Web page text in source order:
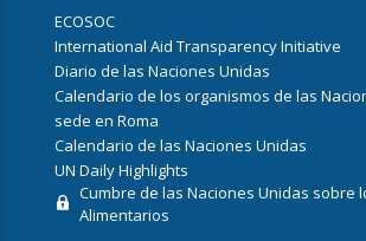
ECOSOC
International Aid Transparency Initiative
Diario de las Naciones Unidas
Calendario de los organismos de las
sede en Roma
Calendario de las Naciones Unidas
UN Daily Highlights
Cumbre de las Naciones Unidas sobre
Alimentarios